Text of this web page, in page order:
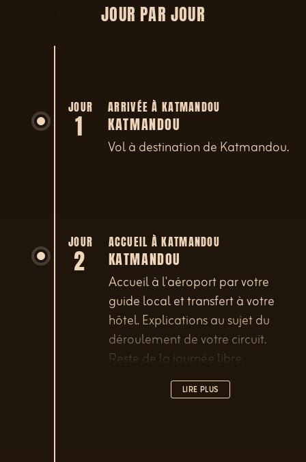
JOUR PAR JOUR
JOUR
1
ARRIVÉE À KATMANDOU
KATMANDOU
Vol à destination de Katmandou.
JOUR
2
ACCUEIL À KATMANDOU
KATMANDOU
Accueil à l'aéroport par votre
guide local et transfert à votre
hôtel. Explications au sujet du
déroulement de votre circuit.
Reste de la journée libre.
LIRE PLUS